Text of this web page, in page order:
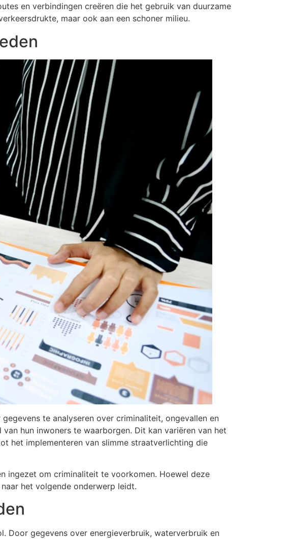
en verbindingen creëren die het gebruik van duurzame
maar ook aan een schoner milieu.
te analyseren over criminaliteit, ongevallen en
hun inwoners te waarborgen. Dit kan variëren van het
het implementeren van slimme straatverlichting die
ingezet om criminaliteit te voorkomen. Hoewel deze
het volgende onderwerp leidt.
Door gegevens over energieverbruik, waterverbruik en